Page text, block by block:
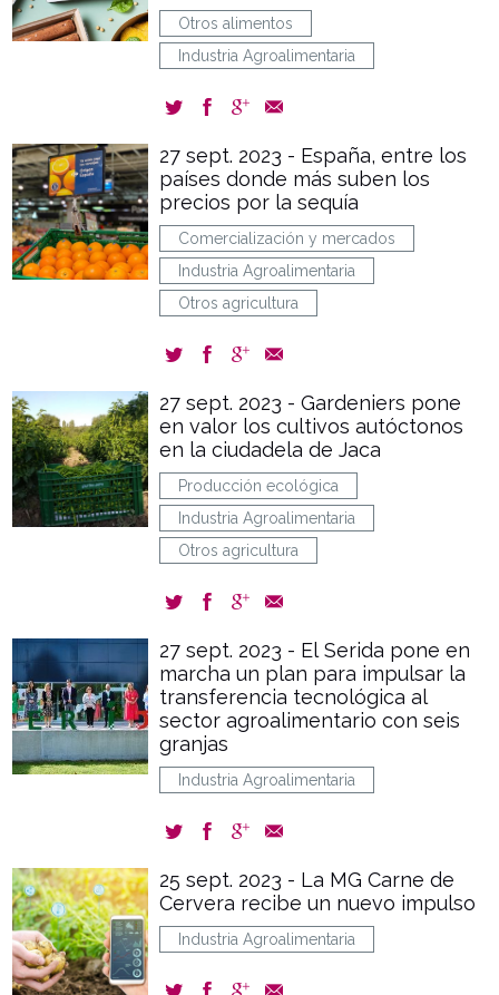
Otros alimentos
Industria Agroalimentaria
27 sept. 2023 - España, entre los
países donde más suben los
precios por la sequía
Comercialización y mercados
Industria Agroalimentaria
Otros agricultura
27 sept. 2023 - Gardeniers pone
en valor los cultivos autóctonos
en la ciudadela de Jaca
Producción ecológica
Industria Agroalimentaria
Otros agricultura
27 sept. 2023 - El Serida pone en
marcha un plan para impulsar la
transferencia tecnológica al
sector agroalimentario con seis
granjas
Industria Agroalimentaria
25 sept. 2023 - La MG Carne de
Cervera recibe un nuevo impulso
Industria Agroalimentaria